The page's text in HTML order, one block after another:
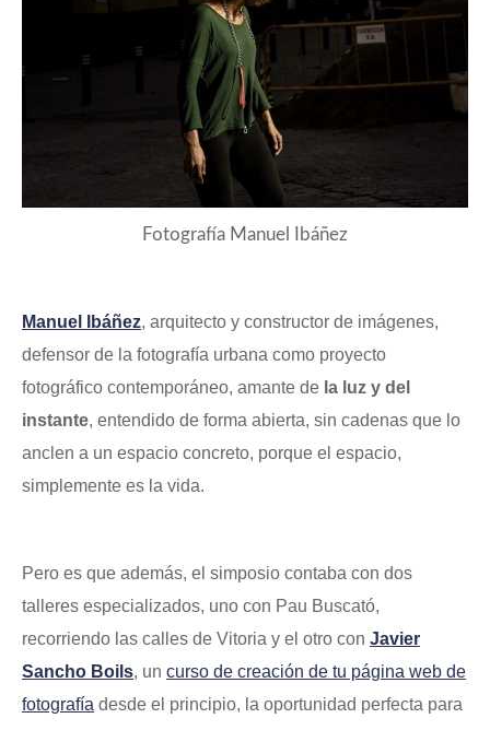
Fotografía Manuel Ibáñez
Manuel Ibáñez, arquitecto y constructor de imágenes,
defensor de la fotografía urbana como proyecto
fotográfico contemporáneo, amante de la luz y del
instante, entendido de forma abierta, sin cadenas que lo
anclen a un espacio concreto, porque el espacio,
simplemente es la vida.
Pero es que además, el simposio contaba con dos
talleres especializados, uno con Pau Buscató,
recorriendo las calles de Vitoria y el otro con Javier
Sancho Boils, un curso de creación de tu página web de
fotografía desde el principio, la oportunidad perfecta para